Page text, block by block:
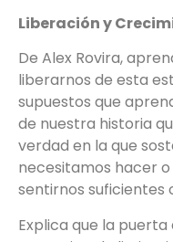
Liberación y
De Alex Rovira,
liberarnos de esta
supuestos que
de nuestra historia
verdad en la que
necesitamos hacer
sentirnos suficientes
Explica que la